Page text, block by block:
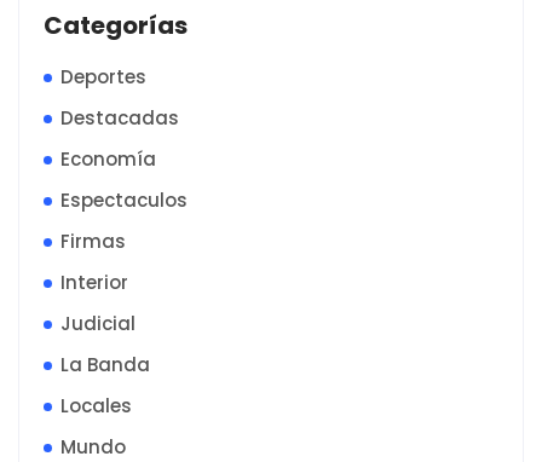
Categorías
Deportes
Destacadas
Economía
Espectaculos
Firmas
Interior
Judicial
La Banda
Locales
Mundo